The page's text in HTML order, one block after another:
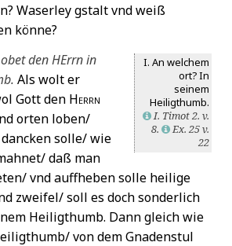
Waserley gstalt vnd weiß
könne?
I. An welchem
ort? In
seinem
Heiligthumb.
LI. Timot 2. v.
8. LEx. 25 v.
22
denHErrn in
Als wolt er
Gott den Herrn
orten loben/
solle/ wie
daß man
vnd auffheben solle heilige
zweifel/ soll es doch sonderlich
Heiligthumb. Dann gleich wie
von dem Gnadenstul